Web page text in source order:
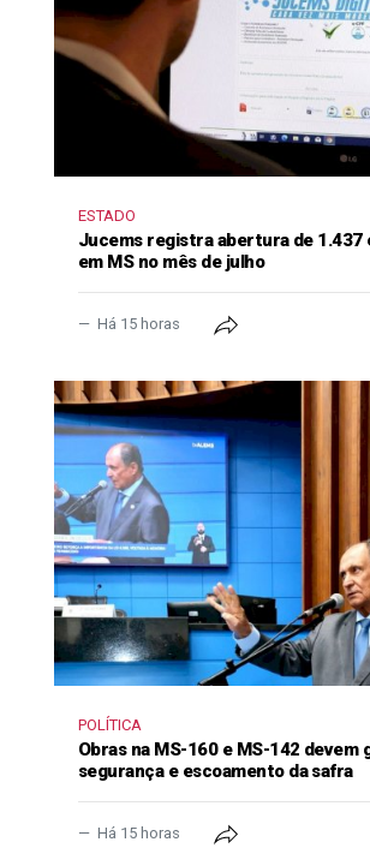
ESTADO
Jucems registra abertura de 1.437
em MS no mês de julho
Há 15 horas
POLÍTICA
Obras na MS-160 e MS-142 devem
segurança e escoamento da safra
Há 15 horas